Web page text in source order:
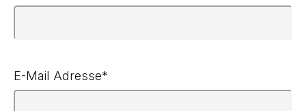
E-Mail Adresse*